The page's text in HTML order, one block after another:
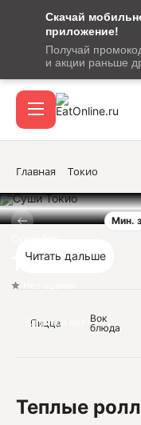
Скачай
приложение!
Получай
и акции раньше
сообщение
кодом
подтверждения
Акции
Главная Токио
Мин.
Токио
Отзывов нет
Читать дальше
Пицца
Вок
блюда
Теплые